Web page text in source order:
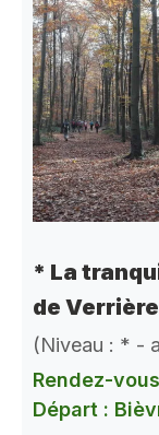
* La
de
(Niveau : * -
Rendez-
Départ :